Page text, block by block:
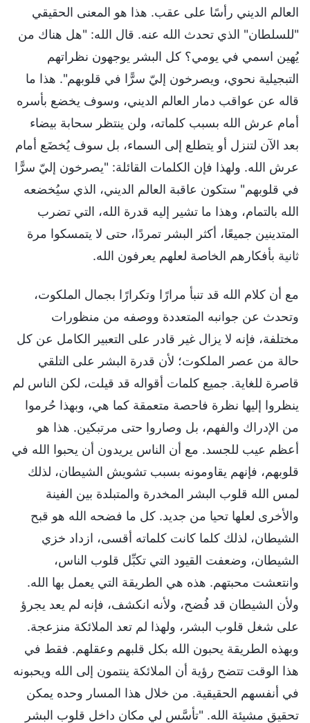
العالم الديني رأسًا على عقب. هذا هو المعنى الحقيقي
"للسلطان" الذي تحدث الله عنه. قال الله: "هل هناك من
يُهين اسمي في يومي؟ كل البشر يوجهون نظراتهم
التبجيلية نحوي، ويصرخون إليّ سرًّا في قلوبهم". هذا ما
قاله عن عواقب دمار العالم الديني، وسوف يخضع بأسره
أمام عرش الله بسبب كلماته، ولن ينتظر سحابة بيضاء
بعد الآن لتنزل أو يتطلع إلى السماء، بل سوف يُخضَع أمام
عرش الله. ولهذا فإن الكلمات القائلة: "يصرخون إليّ سرًّا
في قلوبهم" ستكون عاقبة العالم الديني، الذي سيُخضعه
الله بالتمام، وهذا ما تشير إليه قدرة الله، التي تضرب
المتدينين جميعًا، أكثر البشر تمردًا، حتى لا يتمسكوا مرة
ثانية بأفكارهم الخاصة لعلهم يعرفون الله.
مع أن كلام الله قد تنبأ مرارًا وتكرارًا بجمال الملكوت،
وتحدث عن جوانبه المتعددة ووصفه من منظورات
مختلفة، فإنه لا يزال غير قادر على التعبير الكامل عن كل
حالة من عصر الملكوت؛ لأن قدرة البشر على التلقي
قاصرة للغاية. جميع كلمات أقواله قد قيلت، لكن الناس لم
ينظروا إليها نظرة فاحصة متعمقة كما هي، وبهذا حُرموا
من الإدراك والفهم، بل وصاروا حتى مرتبكين. هذا هو
أعظم عيب للجسد. مع أن الناس يريدون أن يحبوا الله في
قلوبهم، فإنهم يقاومونه بسبب تشويش الشيطان، لذلك
لمس الله قلوب البشر المخدرة والمتبلدة بين الفينة
والأخرى لعلها تحيا من جديد. كل ما فضحه الله هو قبح
الشيطان، لذلك كلما كانت كلماته أقسى، ازداد خزي
الشيطان، وضعفت القيود التي تكبِّل قلوب الناس،
وانتعشت محبتهم. هذه هي الطريقة التي يعمل بها الله.
ولأن الشيطان قد فُضح، ولأنه انكشف، فإنه لم يعد يجرؤ
على شغل قلوب البشر، ولهذا لم تعد الملائكة منزعجة.
وبهذه الطريقة يحبون الله بكل قلبهم وعقلهم. فقط في
هذا الوقت تتضح رؤية أن الملائكة ينتمون إلى الله ويحبونه
في أنفسهم الحقيقية. من خلال هذا المسار وحده يمكن
تحقيق مشيئة الله. "تأسَّس لي مكان داخل قلوب البشر